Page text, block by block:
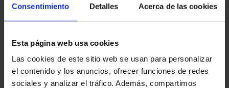
Consentimiento Detalles Acerca de las cookies
Esta página web usa cookies
Las cookies de este sitio web se usan para personalizar
el contenido y los anuncios, ofrecer funciones de redes
sociales y analizar el tráfico. Además, compartimos
¿NO TE QUIERES PERDER
NADA?
APÚNTATE A LA NEWSLETTER